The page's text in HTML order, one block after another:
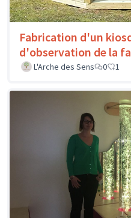
Fabrication d'un
d'observation de la
L'Arche des Sens
0 1